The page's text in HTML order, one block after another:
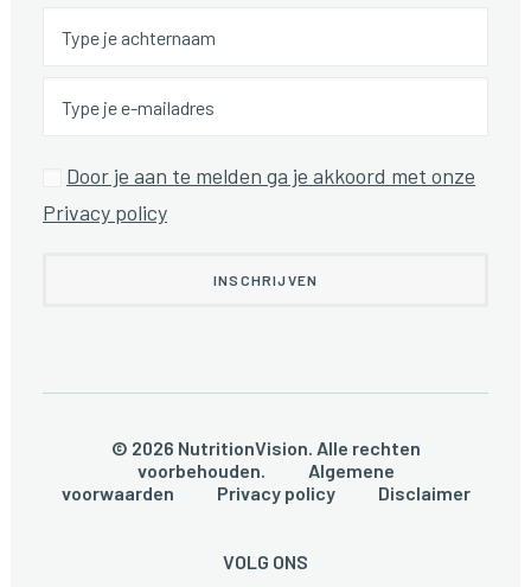
Door je aan te melden ga je akkoord met onze
Privacy policy
© 2026 NutritionVision. Alle rechten
voorbehouden. Algemene
voorwaarden
Privacy policy Disclaimer
VOLG ONS